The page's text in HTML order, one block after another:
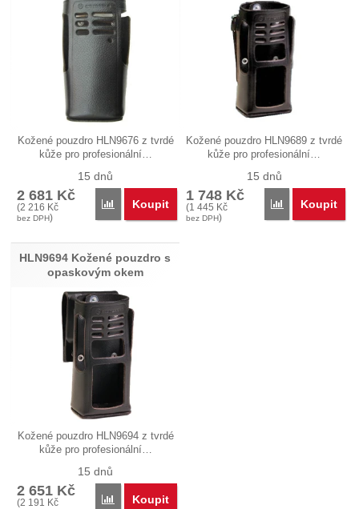
Kožené pouzdro HLN9676 z tvrdé
kůže pro profesionální…
15 dnů
2 681 Kč
(2 216 Kč
bez DPH)
Porovnat
Koupit
Kožené pouzdro HLN9689 z tvrdé
kůže pro profesionální…
15 dnů
1 748 Kč
(1 445 Kč
bez DPH)
Porovnat
Koupit
HLN9694 Kožené pouzdro s
opaskovým okem
Kožené pouzdro HLN9694 z tvrdé
kůže pro profesionální…
15 dnů
2 651 Kč
(2 191 Kč Porovnat
Koupit